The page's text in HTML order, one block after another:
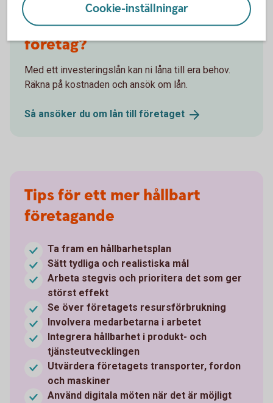
Behöver du lån till ditt
företag?
Med ett investeringslån kan ni låna till era behov.
Räkna på kostnaden och ansök om lån.
Så ansöker du om lån till företaget
Tips för ett mer hållbart
företagande
Ta fram en hållbarhetsplan
Sätt tydliga och realistiska mål
Arbeta stegvis och prioritera det som ger
störst effekt
Se över företagets resursförbrukning
Involvera medarbetarna i arbetet
Integrera hållbarhet i produkt- och
tjänsteutvecklingen
Utvärdera företagets transporter, fordon
och maskiner
Använd digitala möten när det är möjligt
Cookie-inställningar